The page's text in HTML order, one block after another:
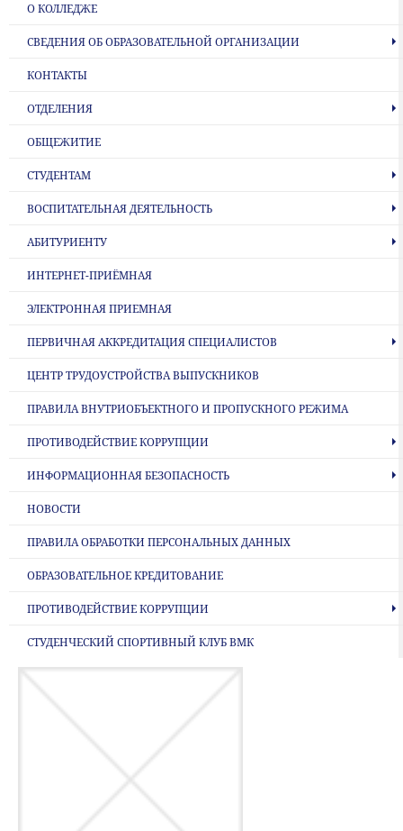
О КОЛЛЕДЖЕ
СВЕДЕНИЯ ОБ ОБРАЗОВАТЕЛЬНОЙ ОРГАНИЗАЦИИ
КОНТАКТЫ
ОТДЕЛЕНИЯ
ОБЩЕЖИТИЕ
СТУДЕНТАМ
ВОСПИТАТЕЛЬНАЯ ДЕЯТЕЛЬНОСТЬ
АБИТУРИЕНТУ
ИНТЕРНЕТ-ПРИЁМНАЯ
ЭЛЕКТРОННАЯ ПРИЕМНАЯ
ПЕРВИЧНАЯ АККРЕДИТАЦИЯ СПЕЦИАЛИСТОВ
ЦЕНТР ТРУДОУСТРОЙСТВА ВЫПУСКНИКОВ
ПРАВИЛА ВНУТРИОБЪЕКТНОГО И ПРОПУСКНОГО РЕЖИМА
ПРОТИВОДЕЙСТВИЕ КОРРУПЦИИ
ИНФОРМАЦИОННАЯ БЕЗОПАСНОСТЬ
НОВОСТИ
ПРАВИЛА ОБРАБОТКИ ПЕРСОНАЛЬНЫХ ДАННЫХ
ОБРАЗОВАТЕЛЬНОЕ КРЕДИТОВАНИЕ
ПРОТИВОДЕЙСТВИЕ КОРРУПЦИИ
СТУДЕНЧЕСКИЙ СПОРТИВНЫЙ КЛУБ ВМК